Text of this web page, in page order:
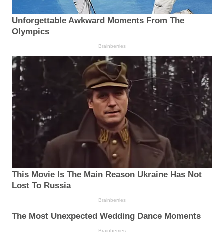
Unforgettable Awkward Moments From The
Olympics
Brainberries
This Movie Is The Main Reason Ukraine Has Not
Lost To Russia
Brainberries
The Most Unexpected Wedding Dance Moments
Brainberries